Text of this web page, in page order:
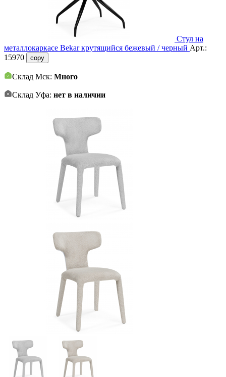
Стул на
металлокаркасе Bekar крутящийся бежевый / черный Арт.:
15970
copy
Склад Мск: Много
Склад Уфа: нет в наличии